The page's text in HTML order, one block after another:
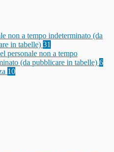
non a tempo indeterminato (da
in tabelle) 31
personale non a tempo
(da pubblicare in tabelle) 6
10